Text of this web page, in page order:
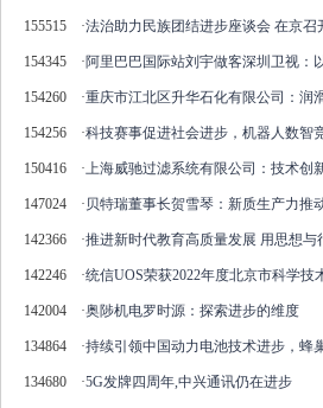
155515 ·法治助力民族团结进步座谈会 在京召
154345 ·阿里巴巴国际站刘宇做客深圳卫视：
154260 ·重庆市江北区升华石化有限公司：润
154256 ·科技赛事促进社会进步，机器人数智
150416 ·上海威驰过滤系统有限公司：技术创
147024 · 贝特瑞董事长贺雪琴：新质生产力推
142366 ·推进新时代教育高质量发展 用思想与
142246 ·统信UOS荣获2022年度北京市科学技
142004 ·奥陟机电罗时源：探索进步的维度
134864 ·持续引领中国动力电池技术进步，蜂
134680 ·5G发牌四周年,中兴通讯仍在进步